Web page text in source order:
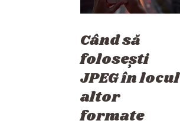
Când să
folosești
JPEG în locul
altor
formate